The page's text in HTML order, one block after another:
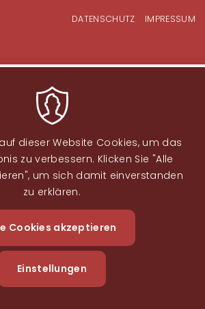
DATENSCHUTZ IMPRESSUM
dieser Website Cookies, um das
zu verbessern. Klicken Sie "Alle
um sich damit einverstanden
zu erklären.
Cookies akzeptieren
Einstellungen